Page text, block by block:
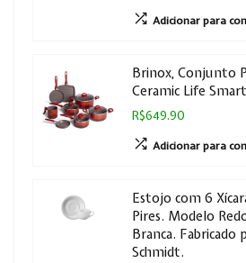
Adicionar para
Brinox, Conjunto
Ceramic Life
R$649.90
Adicionar para
Estojo com 6
Pires. Modelo
Branca. Fabricado
Schmidt.